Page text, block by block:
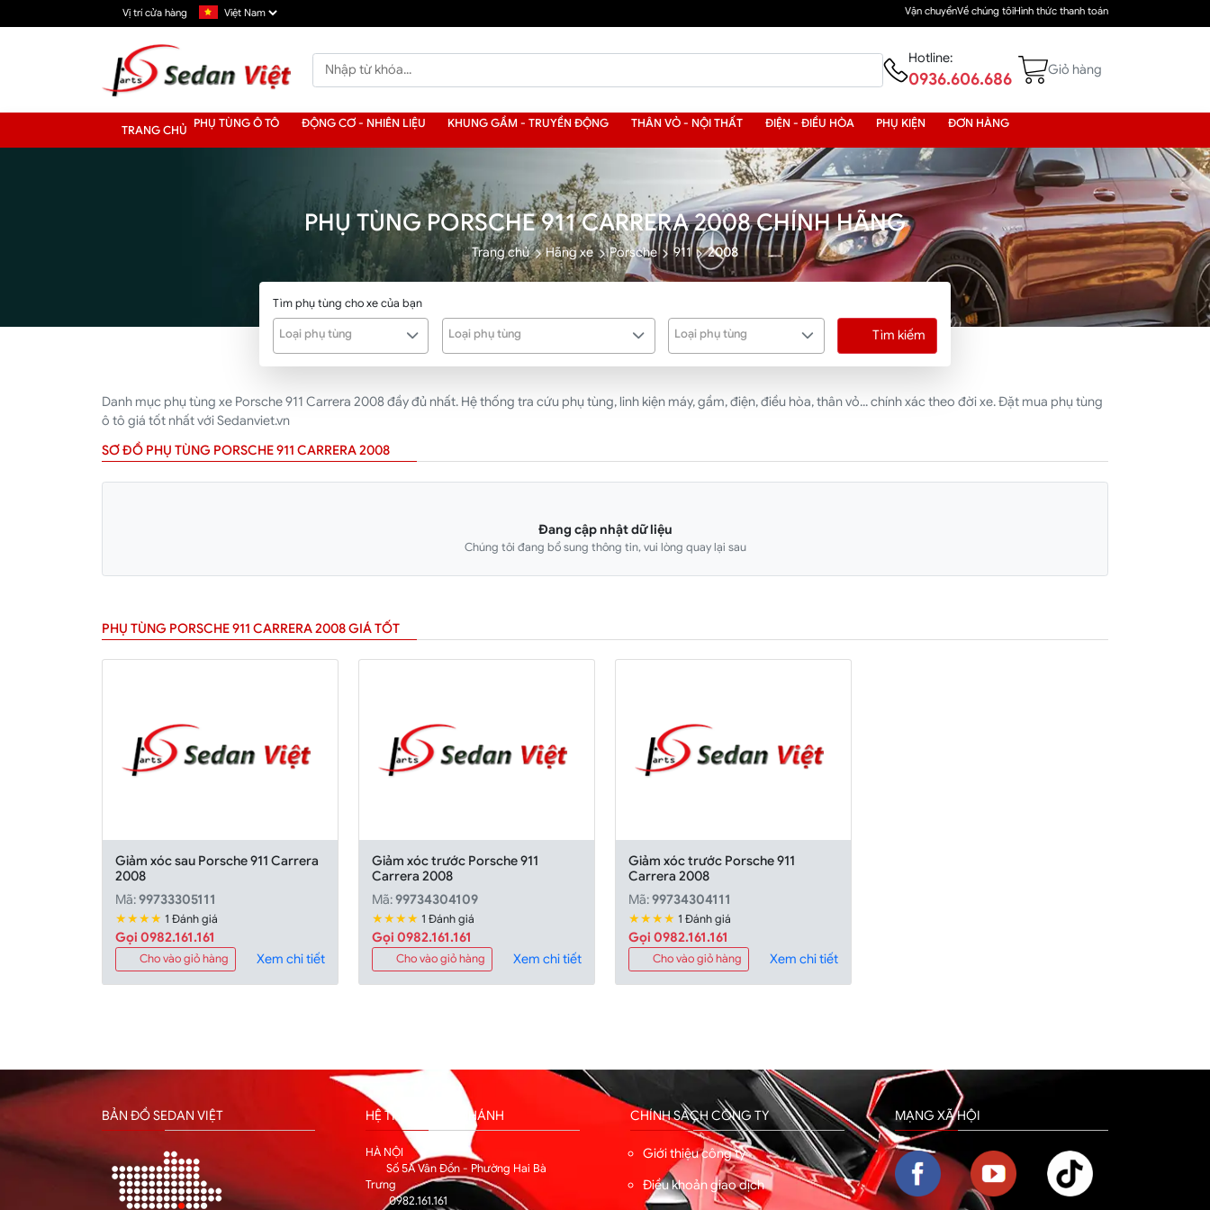
Vị trí cửa hàng Vận chuyểnVề chúng tôiHình thức thanh toán
Hotline:
0936.606.686 Giỏ hàng
TRANG CHỦ PHỤ TÙNG Ô TÔ ĐỘNG CƠ - NHIÊN LIỆU KHUNG GẦM - TRUYỀN ĐỘNG THÂN VỎ - NỘI THẤT ĐIỆN - ĐIỀU HÒA PHỤ KIỆN ĐƠN HÀNG
PHỤ TÙNG PORSCHE 911 CARRERA 2008 CHÍNH HÃNG
Trang chủ Hãng xe Porsche 911 2008
Tìm phụ tùng cho xe của bạn
Loại phụ tùng Loại phụ tùng Loại phụ tùng Tìm kiếm
Danh mục phụ tùng xe Porsche 911 Carrera 2008 đầy đủ nhất. Hệ thống tra cứu phụ tùng, linh kiện máy, gầm, điện, điều hòa, thân vỏ... chính xác theo đời xe. Đặt mua phụ tùng
ô tô giá tốt nhất với Sedanviet.vn
SƠ ĐỒ PHỤ TÙNG PORSCHE 911 CARRERA 2008
Đang cập nhật dữ liệu
Chúng tôi đang bổ sung thông tin, vui lòng quay lại sau
PHỤ TÙNG PORSCHE 911 CARRERA 2008 GIÁ TỐT
Giảm xóc sau Porsche 911 Carrera
2008
Mã:99733305111
★★★★ 1 Đánh giá
Gọi 0982.161.161
Cho vào giỏ hàng Xem chi tiết
Giảm xóc trước Porsche 911
Carrera 2008
Mã:99734304109
★★★★ 1 Đánh giá
Gọi 0982.161.161
Cho vào giỏ hàng Xem chi tiết
Giảm xóc trước Porsche 911
Carrera 2008
Mã:99734304111
★★★★ 1 Đánh giá
Gọi 0982.161.161
Cho vào giỏ hàng Xem chi tiết
BẢN ĐỒ SEDAN VIỆT HỆ THỐNG CHI NHÁNH
HÀ NỘI
Số 5A Vân Đồn - Phường Hai Bà
Trưng
0982.161.161
CHÍNH SÁCH CÔNG TY
Giới thiệu công ty
Điều khoản giao dịch
MẠNG XÃ HỘI